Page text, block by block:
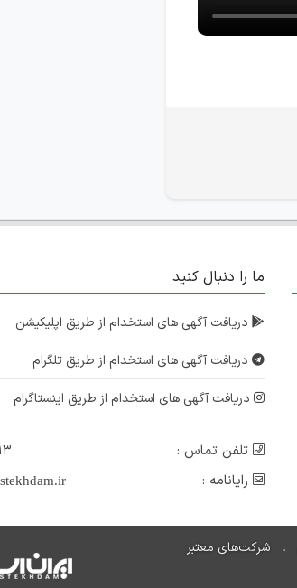
ما را دنبال کنید
دریافت آگهی های استخدام از طریق اپلیکیشن
دریافت آگهی های استخدام از طریق تلگرام
دریافت آگهی های استخدام از طریق اینستاگرام
تلفن تماس :
رایانامه :
شرکت‌های معتبر